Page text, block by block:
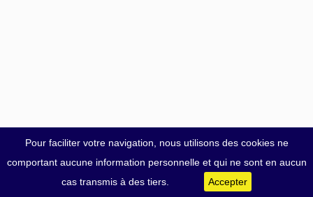
Pour faciliter votre navigation, nous utilisons des cookies ne
comportant aucune information personnelle et qui ne sont en aucun
cas transmis à des tiers.
Accepter